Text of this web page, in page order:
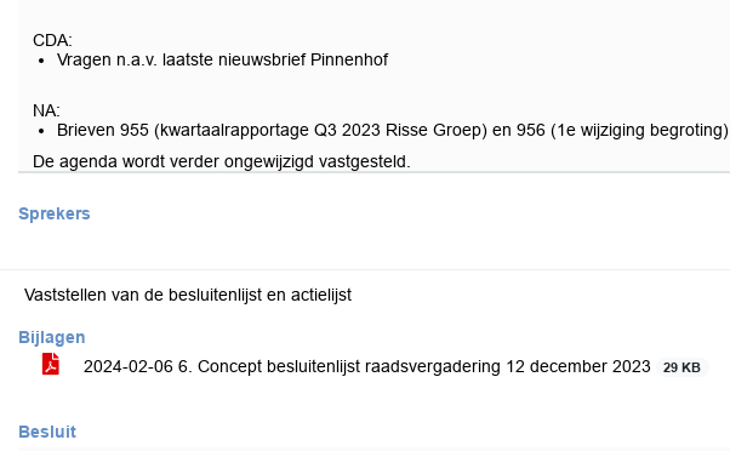
CDA:
Vragen n.a.v. laatste nieuwsbrief Pinnenhof
NA:
Brieven 955 (kwartaalrapportage Q3 2023 Risse Groep) en 956 (1e wijziging begroting)
De agenda wordt verder ongewijzigd vastgesteld.
Sprekers
Vaststellen van de besluitenlijst en actielijst
Bijlagen
2024-02-06 6. Concept besluitenlijst raadsvergadering 12 december 2023
29 KB
Besluit